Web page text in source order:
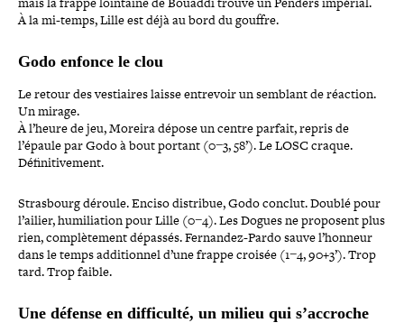
À la mi-​temps, Lille est déjà au bord du gouffre.
Godo enfonce le clou
Le retour des ves­tiaires laisse entrevoir un semblant de réaction.
Un mirage.
À l’heure de jeu, Moreira dépose un centre parfait, repris de
l’épaule par Godo à bout portant (0−3, 58’). Le LOSC craque.
Définitivement.
Strasbourg déroule. Enciso distribue, Godo conclut. Doublé pour
l’ailier, humi­lia­tion pour Lille (0−4). Les Dogues ne proposent plus
rien, com­plè­te­ment dépassés. Fernandez-​Pardo sauve l’honneur
dans le temps addi­tion­nel d’une frappe croisée (1−4, 90+3’). Trop
tard. Trop faible.
Une défense en dif­fi­culté, un milieu qui s’accroche